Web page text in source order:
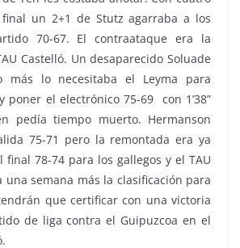
un 2+1 de Stutz agarraba a los
70-67. El contraataque era la
Castelló. Un desaparecido Soluade
más lo necesitaba el Leyma para
el electrónico 75-69 con 1’38”
pedía tiempo muerto. Hermanson
75-71 pero la remontada era ya
final 78-74 para los gallegos y el TAU
una semana más la clasificación para
que certificar con una victoria
de liga contra el Guipuzcoa en el